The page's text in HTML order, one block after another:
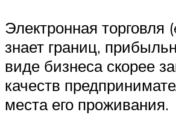
Электронная торговля
знает границ,
виде бизнеса скорее
качеств
места его проживания.